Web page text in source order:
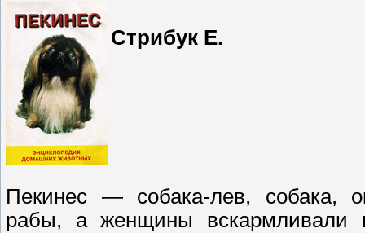
Стрибук Е.
Пекинес — собака-лев, собака,
рабы, а женщины вскармливали